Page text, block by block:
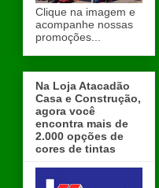
Clique na imagem e
acompanhe nossas
promoções...
Na Loja Atacadão
Casa e Construção,
agora você
encontra mais de
2.000 opções de
cores de tintas